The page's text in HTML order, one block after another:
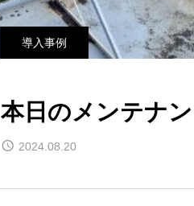
導入事例
本日のメンテナ
2024.08.20